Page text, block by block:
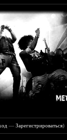
—Зарегистрироваться)